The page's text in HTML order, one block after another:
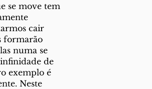
se move tem
cair
formarão
numa se
de
exemplo é
Neste